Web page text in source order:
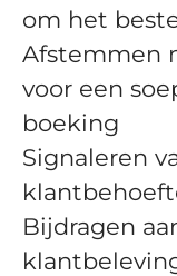
om het
Afstemmen
voor een
boeking
Signaleren
Bijdragen